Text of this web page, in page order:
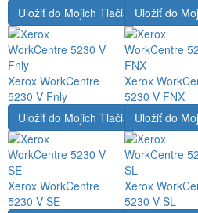
Uložiť do Mojich Tlačiarní
Xerox WorkCentre
5230 V Fnly
Uložiť do
Xerox
5230 V FNX
Uložiť do Mojich Tlačiarní
Xerox WorkCentre
5230 V SE
Uložiť do
Xerox
5230 V SL